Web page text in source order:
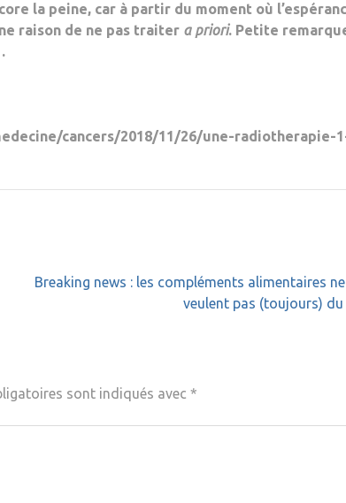
la peine, car à partir du moment où
raison de ne pas traiter a priori. Petite
cancers/2018/11/26/une-radiotherapie-
Breaking news : les compléments alimentaires
veulent pas (toujours) du
sont indiqués avec *